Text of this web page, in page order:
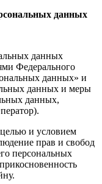
данных
данных
Федерального
данных» и
данных и меры
данных,
и условием
прав и свобод
персональных